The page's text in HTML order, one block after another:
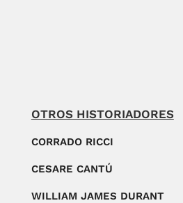
OTROS HISTORIADORES
CORRADO RICCI
CESARE CANTÚ
WILLIAM JAMES DURANT